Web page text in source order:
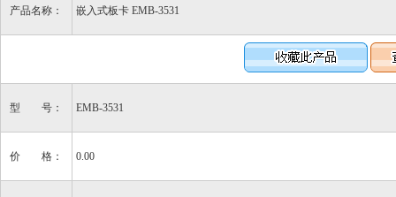
产品名称： 嵌入式板卡 EMB-3531
型 号： EMB-3531
价 格： 0.00